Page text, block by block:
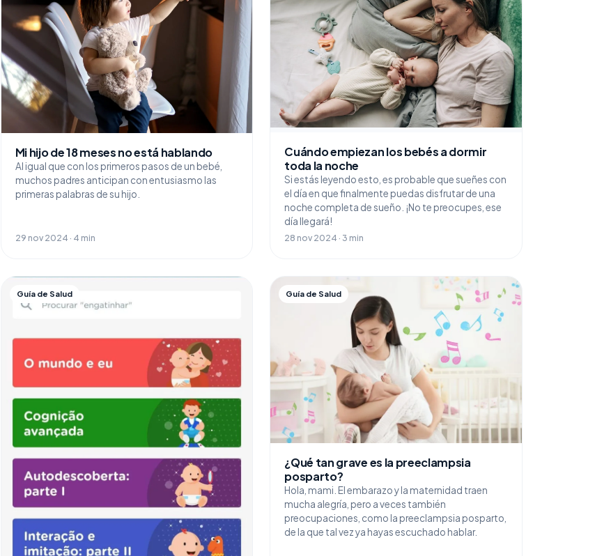
Mi hijo de 18 meses no está hablando
Al igual que con los primeros pasos de un bebé,
muchos padres anticipan con entusiasmo las
primeras palabras de su hijo.
29 nov 2024 · 4 min
Cuándo empiezan los bebés a dormir
toda la noche
Si estás leyendo esto, es probable que sueñes con
el día en que finalmente puedas disfrutar de una
noche completa de sueño. ¡No te preocupes, ese
día llegará!
28 nov 2024 · 3 min
Guía de Salud Guía de Salud
¿Qué tan grave es la preeclampsia
posparto?
Hola, mami. El embarazo y la maternidad traen
mucha alegría, pero a veces también
preocupaciones, como la preeclampsia posparto,
de la que tal vez ya hayas escuchado hablar.